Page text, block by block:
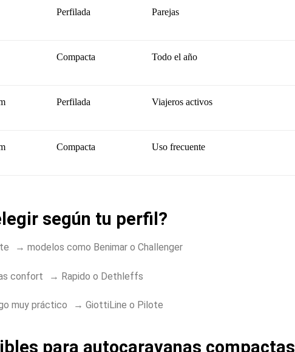
Perfilada Parejas
Compacta Todo el año
Perfilada Viajeros activos
Compacta Uso frecuente
según tu perfil?
→ modelos como Benimar o Challenger
confort → Rapido o Dethleffs
muy práctico → GiottiLine o Pilote
para autocaravanas compactas